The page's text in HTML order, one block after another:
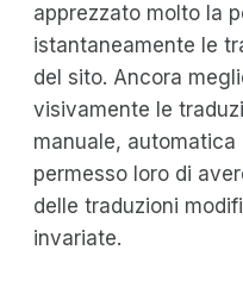
apprezzato molto la
istantaneamente le
del sito. Ancora
visivamente le
manuale, automatica
permesso loro di
delle traduzioni
invariate.